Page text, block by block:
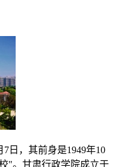
7 日，其前身是1949年10
"。甘肃行政学院成立于